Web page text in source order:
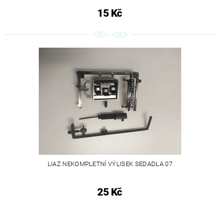
15 Kč
LIAZ NEKOMPLETNÍ VÝLISEK SEDADLA 07
25 Kč